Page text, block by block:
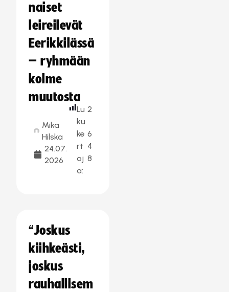
naiset
leireilevät
Eerikkilässä
– ryhmään
kolme
muutosta
Mika
Hilska
24.07.
2026
Lu
ku
ke
rt
oj
a:
2
6
4
8
“Joskus
kiihkeästi,
joskus
rauhallisem